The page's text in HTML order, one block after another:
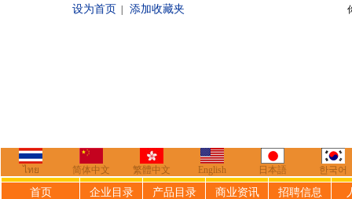
设为首页 添加收藏夹 你好，欢迎来到
ไทย 简体中文 繁體中文 English 日本語 한국어
首页 企业目录 产品目录 商业资讯 招聘信息